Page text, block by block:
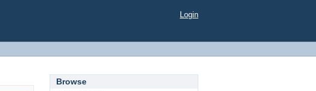
Login
Browse